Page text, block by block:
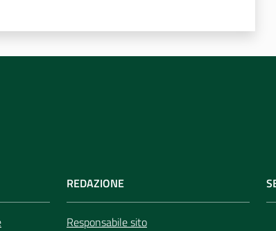
REDAZIONE
Responsabile sito